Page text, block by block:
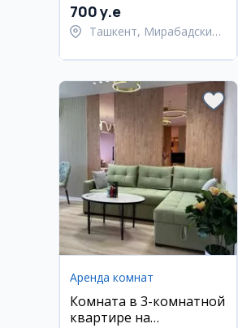
(переделана в 2-
комнатную)
700 y.e
Ташкент, Мирабадский
Аренда комнат
Комната в 3-комнатной
квартире на